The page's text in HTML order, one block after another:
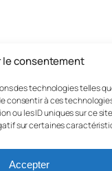
le consentement
des technologies telles
consentir à ces
ou les ID uniques sur ce
sur certaines
Accepter